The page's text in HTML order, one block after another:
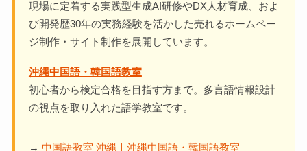
現場に定着する実践型生成AI研修やDX人材育成、およ
び開発歴30年の実務経験を活かした売れるホームペー
ジ制作・サイト制作を展開しています。
沖縄中国語・韓国語教室
初心者から検定合格を目指す方まで。多言語情報設計
の視点を取り入れた語学教室です。
→ 中国語教室 沖縄｜沖縄中国語・韓国語教室